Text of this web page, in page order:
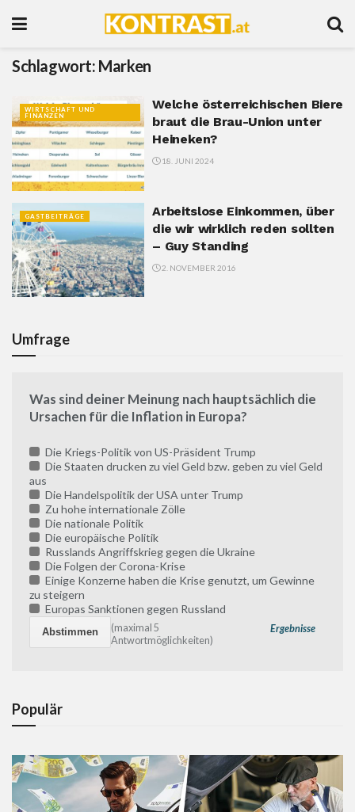
Schlagwort: Marken
WIRTSCHAFT UND
FINANZEN
Welche österreichischen Biere
braut die Brau-Union unter
Heineken?
18. JUNI 2024
GASTBEITRÄGE
Arbeitslose Einkommen, über
die wir wirklich reden sollten
– Guy Standing
2. NOVEMBER 2016
Umfrage
Was sind deiner Meinung nach hauptsächlich die
Ursachen für die Inflation in Europa?
Die Kriegs-Politik von US-Präsident Trump
Die Staaten drucken zu viel Geld bzw. geben zu viel Geld
aus
Die Handelspolitik der USA unter Trump
Zu hohe internationale Zölle
Die nationale Politik
Die europäische Politik
Russlands Angriffskrieg gegen die Ukraine
Die Folgen der Corona-Krise
Einige Konzerne haben die Krise genutzt, um Gewinne
zu steigern
Europas Sanktionen gegen Russland
Ergebnisse
(maximal 5
Antwortmöglichkeiten)
Populär